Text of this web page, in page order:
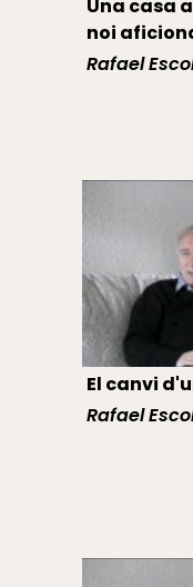
Una casa
noi
Rafael
El canvi
Rafael